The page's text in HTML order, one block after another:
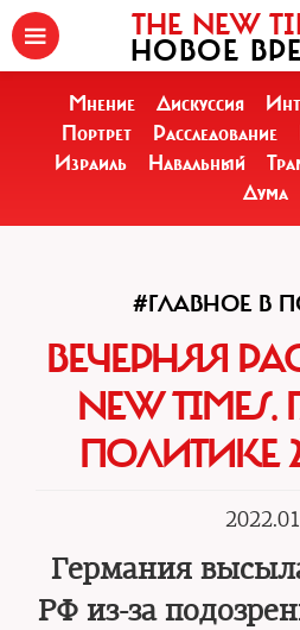
THE NEW
НОВОЕ
Мнение Дискуссия
Портрет
Расследование
Израиль
Навальный
Дума
#ГЛАВНОЕ В
ВЕЧЕРНЯЯ
NEW
ПОЛИТИКЕ
Германия
РФ из-за